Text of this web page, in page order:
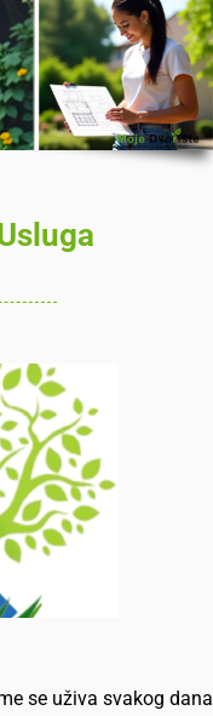
se uživa svakog dana